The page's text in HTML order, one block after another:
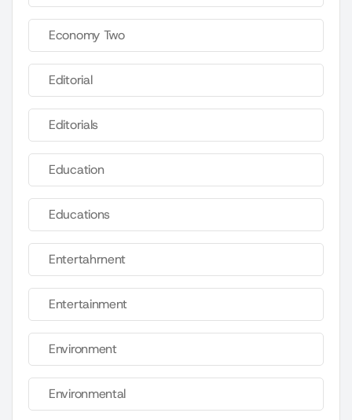
Economy Two
Editorial
Editorials
Education
Educations
Entertahrnent
Entertainment
Environment
Environmental